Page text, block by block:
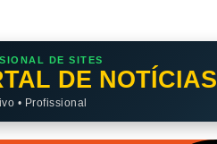
DE SITES
DE NOTÍCIAS
• Profissional